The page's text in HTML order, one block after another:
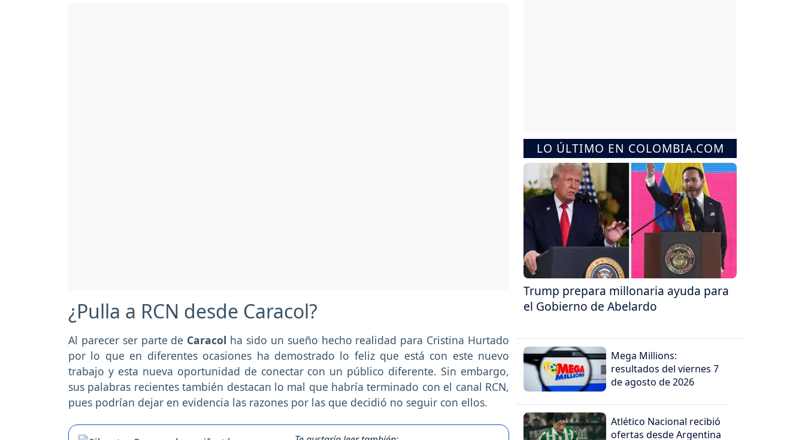
¿Pulla a RCN desde Caracol?
Al parecer ser parte de Caracol ha sido un sueño hecho realidad para Cristina Hurtado
por lo que en diferentes ocasiones ha demostrado lo feliz que está con este nuevo
trabajo y esta nueva oportunidad de conectar con un público diferente. Sin embargo,
sus palabras recientes también destacan lo mal que habría terminado con el canal RCN,
pues podrían dejar en evidencia las razones por las que decidió no seguir con ellos.
LO ÚLTIMO EN COLOMBIA.COM
Trump prepara millonaria ayuda para
el Gobierno de Abelardo
Mega Millions:
resultados del viernes 7
de agosto de 2026
Atlético Nacional recibió
ofertas desde Argentina